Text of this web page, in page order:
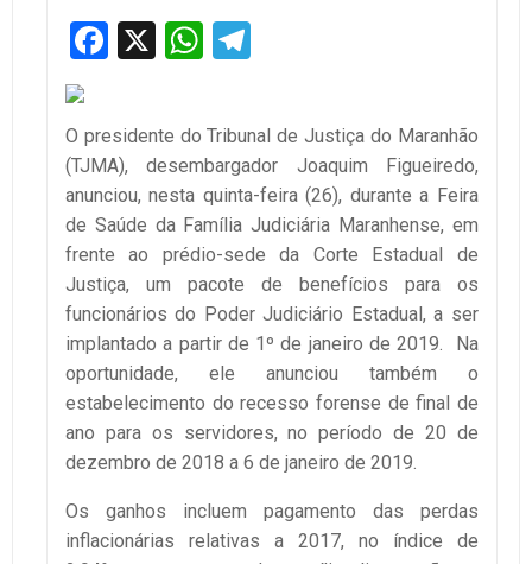
Facebook
X WhatsApp
O presidente do Tribunal de Justiça do Maranhão
(TJMA), desembargador Joaquim Figueiredo,
anunciou, nesta quinta-feira (26), durante a Feira
de Saúde da Família Judiciária Maranhense, em
frente ao prédio-sede da Corte Estadual de
Justiça, um pacote de benefícios para os
funcionários do Poder Judiciário Estadual, a ser
implantado a partir de 1º de janeiro de 2019. Na
oportunidade, ele anunciou também o
estabelecimento do recesso forense de final de
ano para os servidores, no período de 20 de
dezembro de 2018 a 6 de janeiro de 2019.
Os ganhos incluem pagamento das perdas
inflacionárias relativas a 2017, no índice de